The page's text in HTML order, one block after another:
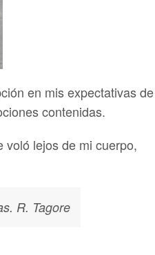
en mis expectativas de
contenidas.
voló lejos de mi cuerpo,
. R. Tagore